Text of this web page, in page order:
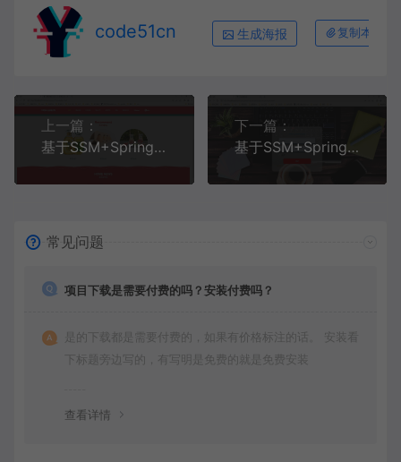
code51cn 生成海报 复制本文链
上一篇：
基于SSM+SpringBoot+MySql+Vue前后端分离的生鲜超市商城系统(附论文)
下一篇：
基于SSM+SpringBoot+MySQL+ElementUI+Vue前后端分离的宠物用品商城系统
常见问题
项目下载是需要付费的吗？安装付费吗？
是的下载都是需要付费的，如果有价格标注的话。 安装看
下标题旁边写的，有写明是免费的就是免费安装
查看详情